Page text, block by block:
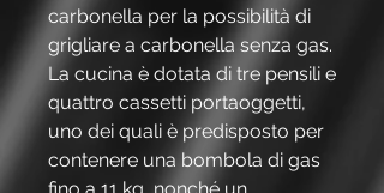
carbonella per la possibilità di
grigliare a carbonella senza gas.
La cucina è dotata di tre pensili e
quattro cassetti portaoggetti,
uno dei quali è predisposto per
contenere una bombola di gas